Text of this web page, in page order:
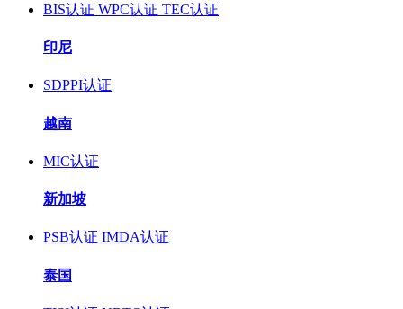
BIS认证 WPC认证 TEC认证
印尼
SDPPI认证
越南
MIC认证
新加坡
PSB认证 IMDA认证
泰国